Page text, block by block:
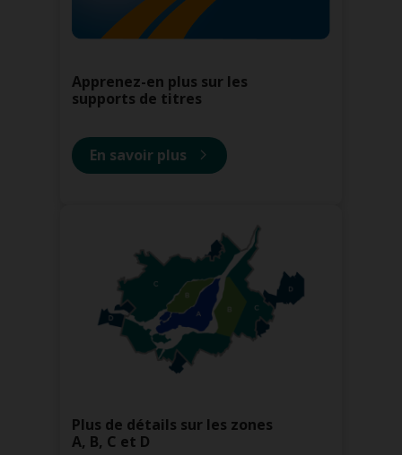
Apprenez-en plus sur les
supports de titres
En savoir plus
Plus de détails sur les zones
A, B, C et D